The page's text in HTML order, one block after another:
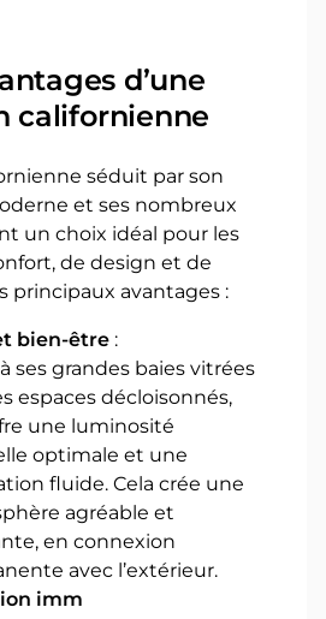
d’une
californienne
séduit par son
et ses nombreux
un choix idéal pour les
de design et de
principaux avantages :
bien-être :
ses grandes baies vitrées
espaces décloisonnés,
une luminosité
optimale et une
fluide. Cela crée une
agréable et
en connexion
avec l’extérieur.
imm